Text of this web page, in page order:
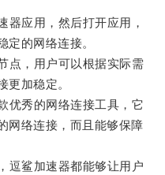
应用，然后打开应用，
定的网络连接。
，用户可以根据实际需
更加稳定。
秀的网络连接工具，它
网络连接，而且能够保障
鲨加速器都能够让用户